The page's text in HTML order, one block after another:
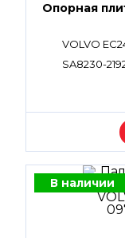
Опорная
VOLVO
SA8230-
В наличии